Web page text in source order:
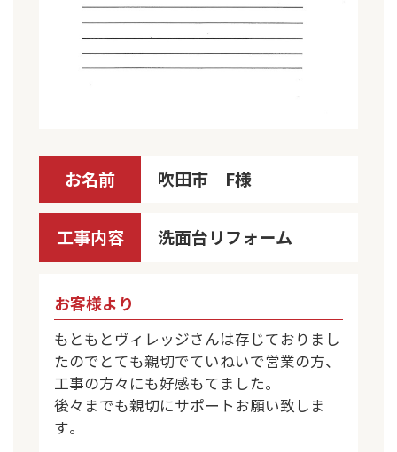
お名前 吹田市 F様
工事内容 洗面台リフォーム
お客様より
もともとヴィレッジさんは存じておりまし
たのでとても親切でていねいで営業の方、
工事の方々にも好感もてました。
後々までも親切にサポートお願い致しま
す。